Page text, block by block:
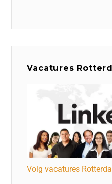
Vacatures
Volg vacatures